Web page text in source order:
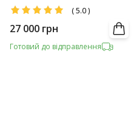
(5.0)
27 000 грн
Готовий до відправлення